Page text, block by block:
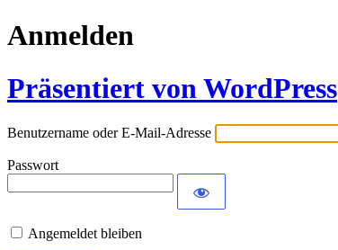
Anmelden
Präsentiert von WordPress
Benutzername oder E-Mail-Adresse
Passwort
Angemeldet bleiben